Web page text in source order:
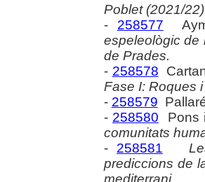
Poblet (2021/
- 258577
espeleològic de
de Prades.
- 258578
Fase I: Roques
- 258579
- 258580 Pons
comunitats
- 258581
prediccions de
mediterrani.